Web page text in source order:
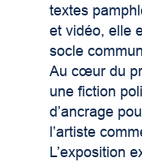
textes
et vidéo, elle
socle
Au cœur du
une fiction
d’ancrage
l’artiste
L’exposition